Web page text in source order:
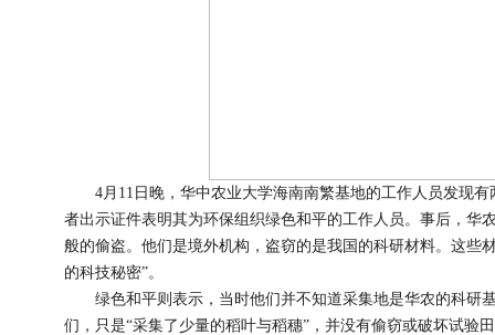
4月11日晚，华中农业大学海南南繁基地的工作人员发现有
者出示证件表明其为环保组织绿色和平的工作人员。事后，华
般的偷盗。他们是境外机构，盗窃的是我国的科研材料。这些
的科技秘密”。
绿色和平则表示，当时他们并不知道采集地是华农的科研
们，只是“采集了少量的稻叶与稻穗”，并没有偷窃或破坏试验